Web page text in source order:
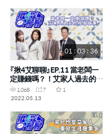
01 : 03 : 36
『揪4艾聊聊』EP.11 當老闆一
定賺錢嗎？！艾家人過去的經
營故事 (黃郁媛STM 黃筱粧
RM 蘇坤標RM 王駿豪STM)
1,068 7
1
2022.05.13